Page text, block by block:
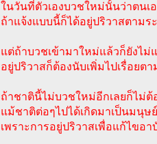
ในวันที่ตัวเองบวชใหม่นั้นว่าตน
ถ้าแจ้งแบบนี้ก็ได้อยู่ปริวาสตามร
แต่ถ้าบวชเข้ามาใหม่แล้วก็ยังไม่
อยู่ปริวาสก็ต้องนับเพิ่มไปเรื่อยต
ถ้าชาตินี้ไม่บวชใหม่อีกเลยก็ไม่ต้
แม้ชาติต่อๆไปได้เกิดมาเป็นมนุ
เพราะการอยู่ปริวาสเพื่อแก้ไข